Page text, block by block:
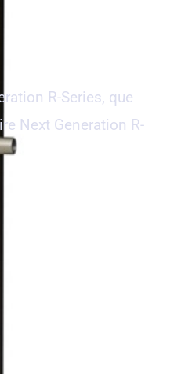
R-Series, que
Next Generation R-